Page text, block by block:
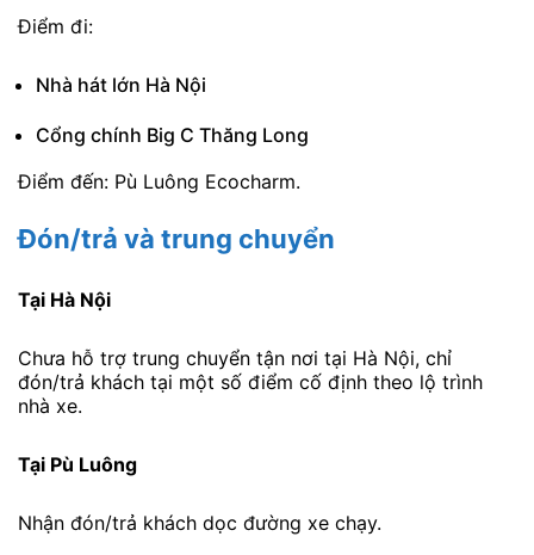
Điểm đi:
Nhà hát lớn Hà Nội
Cổng chính Big C Thăng Long
Điểm đến: Pù Luông Ecocharm.
Đón/trả và trung chuyển
Tại Hà Nội
Chưa hỗ trợ trung chuyển tận nơi tại Hà Nội, chỉ
đón/trả khách tại một số điểm cố định theo lộ trình
nhà xe.
Tại Pù Luông
Nhận đón/trả khách dọc đường xe chạy.